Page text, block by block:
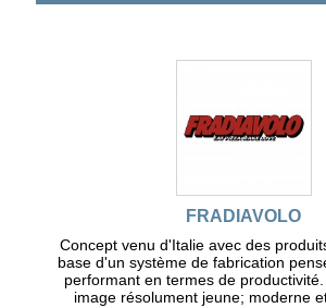
FRADIAVOLO
Concept venu d'Italie avec des
base d'un système de fabrication
performant en termes de
image résolument jeune; moderne